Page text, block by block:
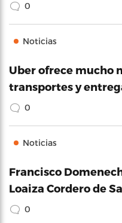
0
Noticias
Uber ofrece mucho
transportes y
0
Noticias
Francisco
Loaiza Cordero de
0